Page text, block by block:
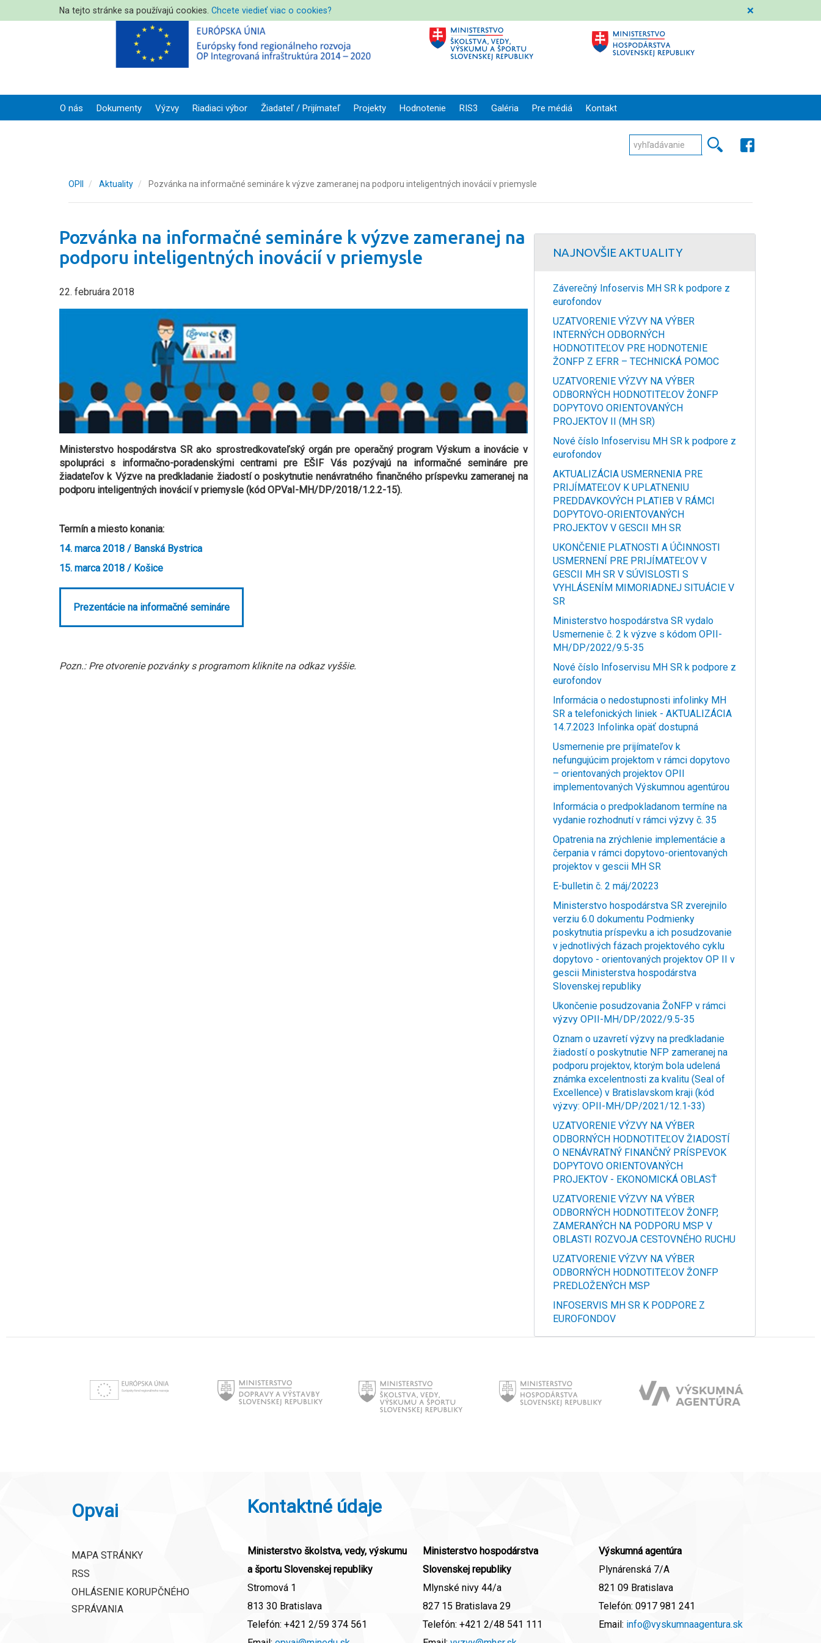
Na tejto stránke sa používajú cookies. Chcete viedieť viac o cookies? ❌
O nás Dokumenty Výzvy Riadiaci výbor Žiadateľ / Prijímateľ Projekty Hodnotenie RIS3 Galéria Pre médiá Kontakt
OPII Aktuality Pozvánka na informačné semináre k výzve zameranej na podporu inteligentných inovácií v priemysle
Pozvánka na informačné semináre k výzve zameranej na
podporu inteligentných inovácií v priemysle
22. februára 2018
Ministerstvo hospodárstva SR ako sprostredkovateľský orgán pre operačný program Výskum a inovácie v
spolupráci s informačno-poradenskými centrami pre EŠIF Vás pozývajú na informačné semináre pre
žiadateľov k Výzve na predkladanie žiadostí o poskytnutie nenávratného finančného príspevku zameranej na
podporu inteligentných inovácií v priemysle (kód OPVaI-MH/DP/2018/1.2.2-15).
Termín a miesto konania:
14. marca 2018 / Banská Bystrica
15. marca 2018 / Košice
Prezentácie na informačné semináre
Pozn.: Pre otvorenie pozvánky s programom kliknite na odkaz vyššie.
NAJNOVŠIE AKTUALITY
Záverečný Infoservis MH SR k podpore z
eurofondov
UZATVORENIE VÝZVY NA VÝBER
INTERNÝCH ODBORNÝCH
HODNOTITEĽOV PRE HODNOTENIE
ŽONFP Z EFRR – TECHNICKÁ POMOC
UZATVORENIE VÝZVY NA VÝBER
ODBORNÝCH HODNOTITEĽOV ŽONFP
DOPYTOVO ORIENTOVANÝCH
PROJEKTOV II (MH SR)
Nové číslo Infoservisu MH SR k podpore z
eurofondov
AKTUALIZÁCIA USMERNENIA PRE
PRIJÍMATEĽOV K UPLATNENIU
PREDDAVKOVÝCH PLATIEB V RÁMCI
DOPYTOVO-ORIENTOVANÝCH
PROJEKTOV V GESCII MH SR
UKONČENIE PLATNOSTI A ÚČINNOSTI
USMERNENÍ PRE PRIJÍMATEĽOV V
GESCII MH SR V SÚVISLOSTI S
VYHLÁSENÍM MIMORIADNEJ SITUÁCIE V
SR
Ministerstvo hospodárstva SR vydalo
Usmernenie č. 2 k výzve s kódom OPII-
MH/DP/2022/9.5-35
Nové číslo Infoservisu MH SR k podpore z
eurofondov
Informácia o nedostupnosti infolinky MH
SR a telefonických liniek - AKTUALIZÁCIA
14.7.2023 Infolinka opäť dostupná
Usmernenie pre prijímateľov k
nefungujúcim projektom v rámci dopytovo
– orientovaných projektov OPII
implementovaných Výskumnou agentúrou
Informácia o predpokladanom termíne na
vydanie rozhodnutí v rámci výzvy č. 35
Opatrenia na zrýchlenie implementácie a
čerpania v rámci dopytovo-orientovaných
projektov v gescii MH SR
E-bulletin č. 2 máj/20223
Ministerstvo hospodárstva SR zverejnilo
verziu 6.0 dokumentu Podmienky
poskytnutia príspevku a ich posudzovanie
v jednotlivých fázach projektového cyklu
dopytovo - orientovaných projektov OP II v
gescii Ministerstva hospodárstva
Slovenskej republiky
Ukončenie posudzovania ŽoNFP v rámci
výzvy OPII-MH/DP/2022/9.5-35
Oznam o uzavretí výzvy na predkladanie
žiadostí o poskytnutie NFP zameranej na
podporu projektov, ktorým bola udelená
známka excelentnosti za kvalitu (Seal of
Excellence) v Bratislavskom kraji (kód
výzvy: OPII-MH/DP/2021/12.1-33)
UZATVORENIE VÝZVY NA VÝBER
ODBORNÝCH HODNOTITEĽOV ŽIADOSTÍ
O NENÁVRATNÝ FINANČNÝ PRÍSPEVOK
DOPYTOVO ORIENTOVANÝCH
PROJEKTOV - EKONOMICKÁ OBLASŤ
UZATVORENIE VÝZVY NA VÝBER
ODBORNÝCH HODNOTITEĽOV ŽONFP,
ZAMERANÝCH NA PODPORU MSP V
OBLASTI ROZVOJA CESTOVNÉHO RUCHU
UZATVORENIE VÝZVY NA VÝBER
ODBORNÝCH HODNOTITEĽOV ŽONFP
PREDLOŽENÝCH MSP
INFOSERVIS MH SR K PODPORE Z
EUROFONDOV
Opvai
MAPA STRÁNKY
RSS
OHLÁSENIE KORUPČNÉHO
SPRÁVANIA
Kontaktné údaje
Ministerstvo školstva, vedy, výskumu
a športu Slovenskej republiky
Stromová 1
813 30 Bratislava
Telefón: +421 2/59 374 561
Ministerstvo hospodárstva
Slovenskej republiky
Mlynské nivy 44/a
827 15 Bratislava 29
Telefón: +421 2/48 541 111
Výskumná agentúra
Plynárenská 7/A
821 09 Bratislava
Telefón: 0917 981 241
Email: info@vyskumnaagentura.sk